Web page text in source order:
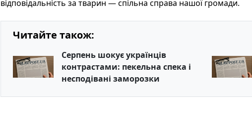
відповідальність за тварин — спільна справа нашої громади.
Читайте також:
Серпень шокує українців
контрастами: пекельна спека і
несподівані заморозки